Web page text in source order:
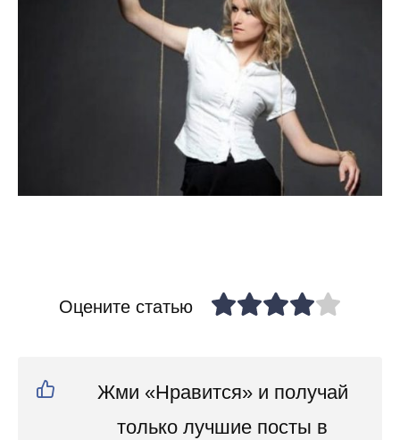
Оцените статью
Жми «Нравится» и получай
только лучшие посты в